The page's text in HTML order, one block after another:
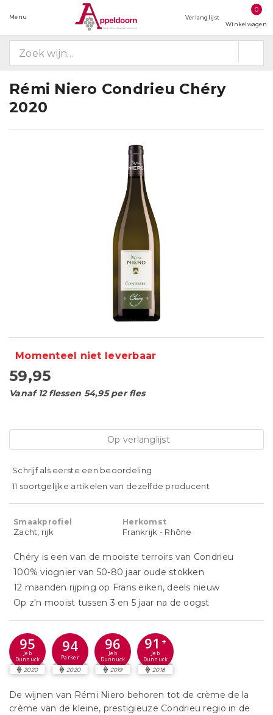
Menu Verlanglijst
0
Winkelwagen
Rémi Niero Condrieu Chéry
2020
Momenteel niet leverbaar
59,95
Vanaf 12 flessen 54,95 per fles
Op verlanglijst
Schrijf als eerste een beoordeling
11 soortgelijke artikelen van dezelfde producent
Smaakprofiel
Zacht, rijk
Herkomst
Frankrijk - Rhône
Chéry is een van de mooiste terroirs van Condrieu
100% viognier van 50-80 jaar oude stokken
12 maanden rijping op Frans eiken, deels nieuw
Op z'n mooist tussen 3 en 5 jaar na de oogst
95
Jeb
Dunnuck
2020
94
Parker
2020
96
Jeb
Dunnuck
2019
91 +
Jeb
Dunnuck
2018
De wijnen van Rémi Niero behoren tot de crème de la
crème van de kleine, prestigieuze Condrieu regio in de